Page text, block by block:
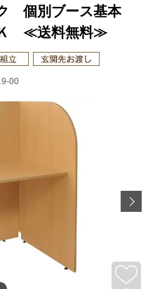
個別ブース基本
≪送料無料≫
00